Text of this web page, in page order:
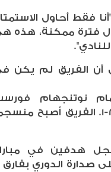
فقط أحاول
فترة ممكنة، هذه
أن الفريق لم يكن
نوتنجهام
وتشيلسي، لكننا تمكنا من الفوز بعد التأخر 2-1. الفريق أصبح
هدفين في